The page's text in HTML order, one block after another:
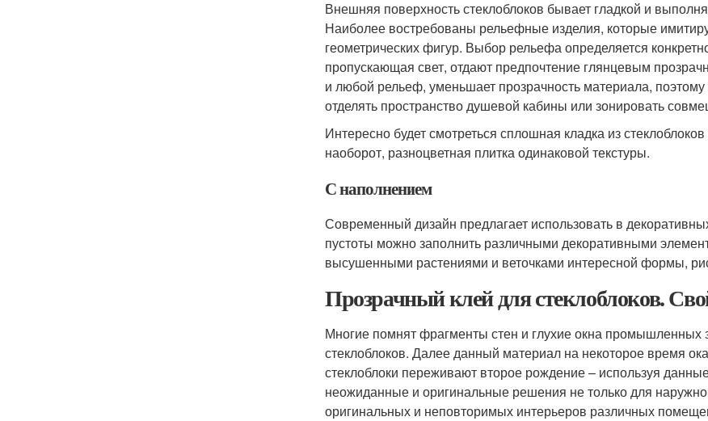
Внешняя поверхность стеклоблоков бывает гладкой и
Наиболее востребованы рельефные изделия, которые
геометрических фигур. Выбор рельефа определяется
пропускающая свет, отдают предпочтение глянцевым
и любой рельеф, уменьшает прозрачность материала,
отделять пространство душевой кабины или зонировать
Интересно будет смотреться сплошная кладка из
наоборот, разноцветная плитка одинаковой текстуры.
С наполнением
Современный дизайн предлагает использовать в
пустоты можно заполнить различными декоративными
высушенными растениями и веточками интересной формы,
Прозрачный клей для стеклоблоков.
Многие помнят фрагменты стен и глухие окна
стеклоблоков. Далее данный материал на некоторое время
стеклоблоки переживают второе рождение – используя
неожиданные и оригинальные решения не только для
оригинальных и неповторимых интерьеров различных